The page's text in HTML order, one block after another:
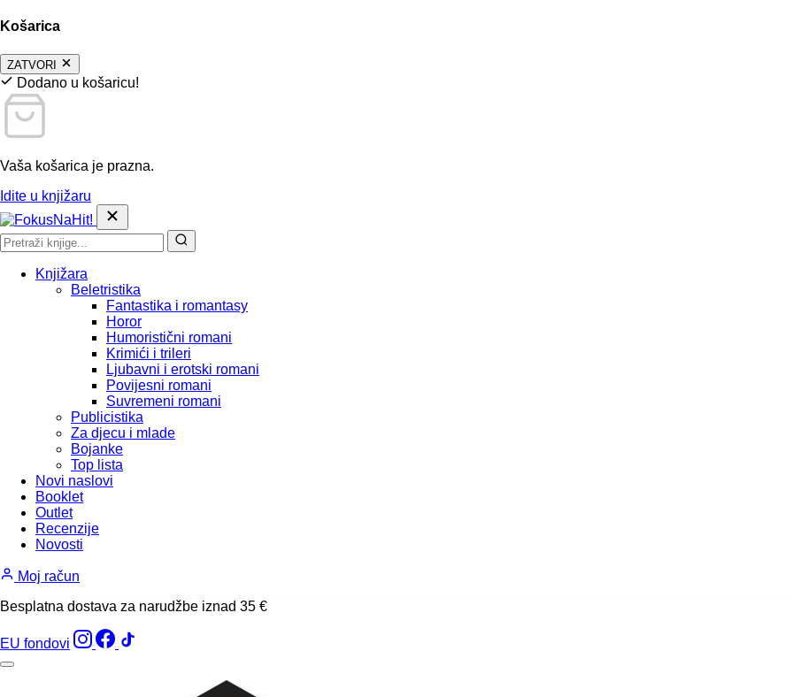
Košarica
ZATVORI
Dodano u košaricu!
Vaša košarica je prazna.
Idite u knjižaru
Knjižara
Beletristika
Fantastika i romantasy
Horor
Humoristični romani
Krimići i trileri
Ljubavni i erotski romani
Povijesni romani
Suvremeni romani
Publicistika
Za djecu i mlade
Bojanke
Top lista
Novi naslovi
Booklet
Outlet
Recenzije
Novosti
Moj račun
Besplatna dostava za narudžbe iznad 35 €
EU fondovi